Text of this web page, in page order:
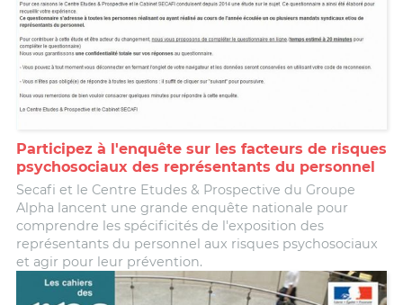
Participez à l'enquête sur les facteurs de risques
psychosociaux des représentants du personnel
Secafi et le Centre Etudes & Prospective du Groupe
Alpha lancent une grande enquête nationale pour
comprendre les spécificités de l'exposition des
représentants du personnel aux risques psychosociaux
et agir pour leur prévention.